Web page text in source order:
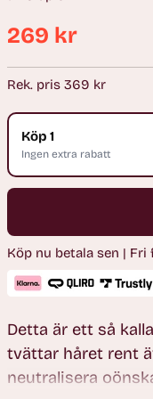
Ordinarie
pris
269 kr
Rek. pris 369 kr
Köp 1
Ingen extra rabatt
Köp nu betala sen |
Detta är ett så
tvättar håret rent
neutralisera